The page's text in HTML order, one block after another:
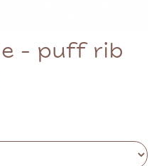
- puff rib